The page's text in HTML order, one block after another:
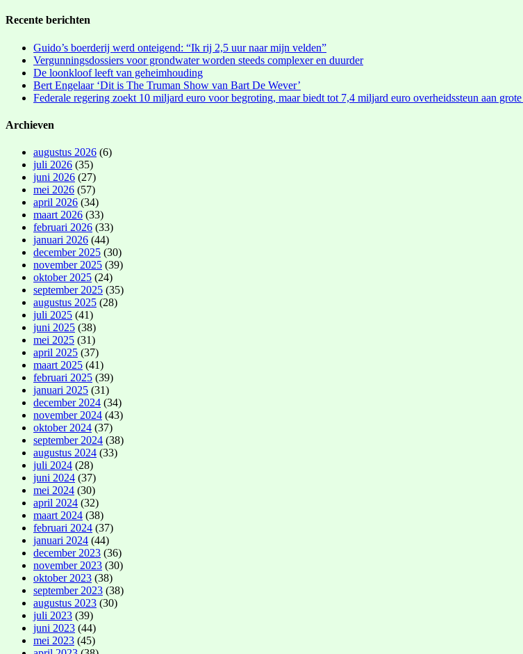
Recente berichten
Guido’s boerderij werd onteigend: “Ik rij 2,5 uur naar mijn velden”
Vergunningsdossiers voor grondwater worden steeds complexer en duurder
De loonkloof leeft van geheimhouding
Bert Engelaar ‘Dit is The Truman Show van Bart De Wever’
Federale regering zoekt 10 miljard euro voor begroting, maar biedt tot 7,4 miljard euro overheidssteun aan
Archieven
augustus 2026 (6)
juli 2026 (35)
juni 2026 (27)
mei 2026 (57)
april 2026 (34)
maart 2026 (33)
februari 2026 (33)
januari 2026 (44)
december 2025 (30)
november 2025 (39)
oktober 2025 (24)
september 2025 (35)
augustus 2025 (28)
juli 2025 (41)
juni 2025 (38)
mei 2025 (31)
april 2025 (37)
maart 2025 (41)
februari 2025 (39)
januari 2025 (31)
december 2024 (34)
november 2024 (43)
oktober 2024 (37)
september 2024 (38)
augustus 2024 (33)
juli 2024 (28)
juni 2024 (37)
mei 2024 (30)
april 2024 (32)
maart 2024 (38)
februari 2024 (37)
januari 2024 (44)
december 2023 (36)
november 2023 (30)
oktober 2023 (38)
september 2023 (38)
augustus 2023 (30)
juli 2023 (39)
juni 2023 (44)
mei 2023 (45)